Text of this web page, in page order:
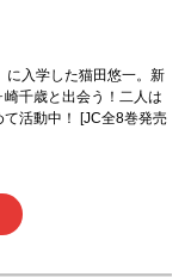
に入学した猫田悠一。新
千歳と出会う！二人は
て活動中！ [JC全8巻発売